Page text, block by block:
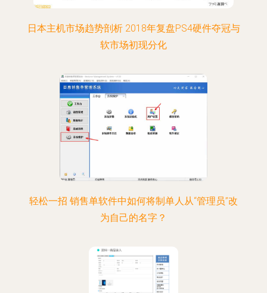
日本主机市场趋势剖析 2018年复盘PS4硬件夺冠与
软市场初现分化
轻松一招 销售单软件中如何将制单人从“管理员”改
为自己的名字？